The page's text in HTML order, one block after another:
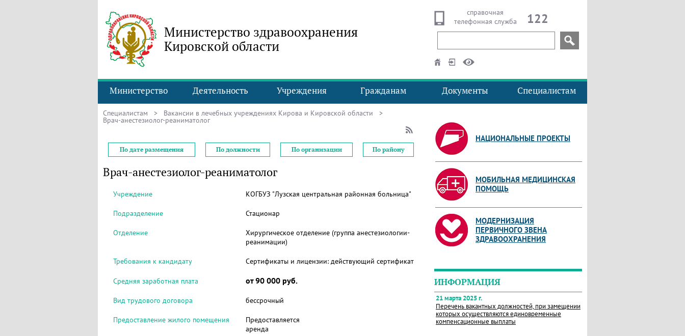
Министерство здравоохранения
Кировской области
справочная
телефонная служба
122
Министерство Деятельность Учреждения Гражданам Документы Специалистам
Специалистам > Вакансии в лечебных учреждениях Кирова и Кировской области >
Врач-анестезиолог-реаниматолог
По дате размещения По должности По организации По району
Врач-анестезиолог-реаниматолог
Учреждение КОГБУЗ "Лузская центральная районная больница"
Подразделение Стационар
Отделение
Хирургическое отделение (группа анестезиологии-
реанимации)
Требования к кандидату Сертификаты и лицензии: действующий сертификат
Средняя заработная плата от 90 000 руб.
Вид трудового договора бессрочный
Предоставление жилого помещения
Предоставляется
аренда
НАЦИОНАЛЬНЫЕ ПРОЕКТЫ
МОБИЛЬНАЯ МЕДИЦИНСКАЯ
ПОМОЩЬ
МОДЕРНИЗАЦИЯ
ПЕРВИЧНОГО ЗВЕНА
ЗДРАВООХРАНЕНИЯ
ИНФОРМАЦИЯ
21 марта 2025 г.
Перечень вакантных должностей, при замещении
которых осуществляются единовременные
компенсационные выплаты